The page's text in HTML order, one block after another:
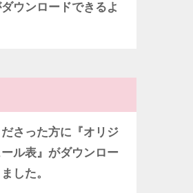
ウンロードできるよ
さった方に『オリジ
ル表』がダウンロー
した。